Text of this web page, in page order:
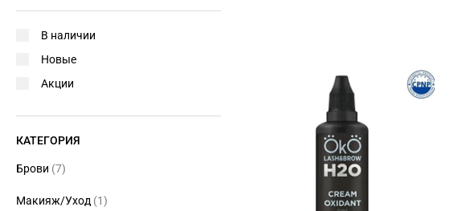
В наличии
Новые
Акции
КАТЕГОРИЯ
Брови (7)
Макияж/Уход (1)